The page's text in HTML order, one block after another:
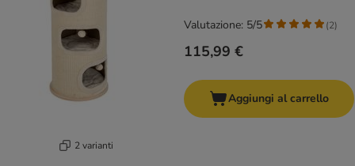
2 varianti
115,99 €
Valutazione: 5/5 (2)
Aggiungi al carrello